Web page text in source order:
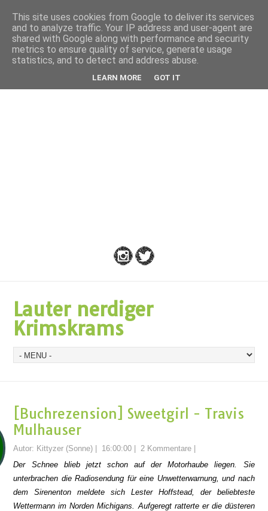
Back
Down
Lauter nerdiger
Krimskrams
[Buchrezension] Sweetgirl - Travis
Mulhauser
Autor: Kittyzer (Sonne) 16:00:00 |2 Kommentare
Der Schnee blieb jetzt schon auf der Motorhaube liegen. Sie
unterbrachen die Radiosendung für eine Unwetterwarnung, und nach
dem Sirenenton meldete sich Lester Hoffstead, der beliebteste
Wettermann im Norden Michigans. Aufgeregt ratterte er die düsteren
This site uses cookies from Google to deliver its services
and to analyze traffic. Your IP address and user-agent are
shared with Google along with performance and security
metrics to ensure quality of service, generate usage
statistics, and to detect and address abuse.
LEARN MORE GOT IT